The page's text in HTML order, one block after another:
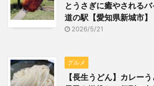
とうさぎに癒やされる
道の駅【愛知県新城市】
2026/5/21
グルメ
【長生うどん】カレー